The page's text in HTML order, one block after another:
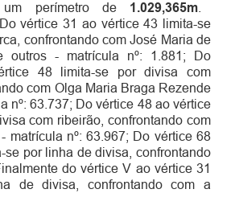
perímetro de 1.029,365m.
Do vértice 31 ao vértice 43 limita-se
confrontando com José Maria de
outros - matrícula nº: 1.881; Do
48 limita-se por divisa com
com Olga Maria Braga Rezende
nº: 63.737; Do vértice 48 ao vértice
com ribeirão, confrontando com
matrícula nº: 63.967; Do vértice 68
se por linha de divisa, confrontando
do vértice V ao vértice 31
de divisa, confrontando com a